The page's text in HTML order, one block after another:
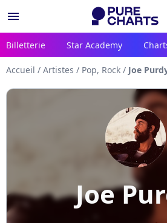
menu
Billetterie Star Academy
Accueil / Artistes / Pop, Rock / Joe
Joe